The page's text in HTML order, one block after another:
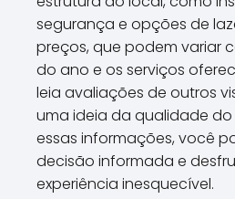
segurança e opções de
preços, que podem variar
do ano e os serviços
leia avaliações de outros
uma ideia da qualidade
essas informações, você
decisão informada e
experiência inesquecível.